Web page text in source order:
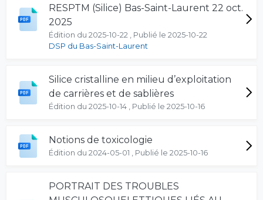
RESPTM (Silice) Bas-Saint-Laurent 22 oct.
2025
Édition du 2025-10-22 , Publié le 2025-10-22
DSP du Bas-Saint-Laurent
Silice cristalline en milieu d’exploitation
de carrières et de sablières
Édition du 2025-10-14 , Publié le 2025-10-16
Notions de toxicologie
Édition du 2024-05-01 , Publié le 2025-10-16
PORTRAIT DES TROUBLES